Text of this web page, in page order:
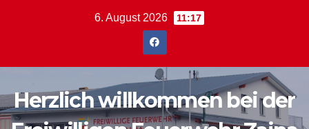
6. August 2026 11:17
Herzlich willkommen bei der